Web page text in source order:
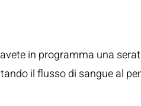
in programma una
il flusso di sangue al